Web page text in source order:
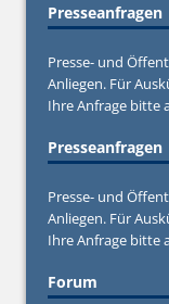
Presseanfragen
Presse- und
Anliegen. Für
Ihre Anfrage bitte
Presseanfragen
Presse- und
Anliegen. Für
Ihre Anfrage bitte
Forum